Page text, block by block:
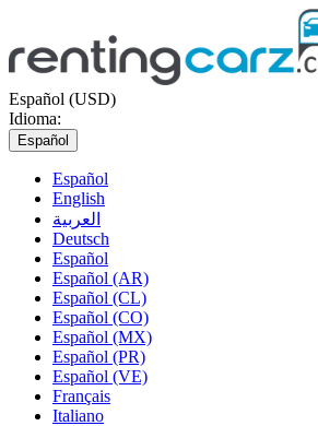
Español (USD)
Idioma:
Español
Español
English
العربية
Deutsch
Español
Español (AR)
Español (CL)
Español (CO)
Español (MX)
Español (PR)
Español (VE)
Français
Italiano